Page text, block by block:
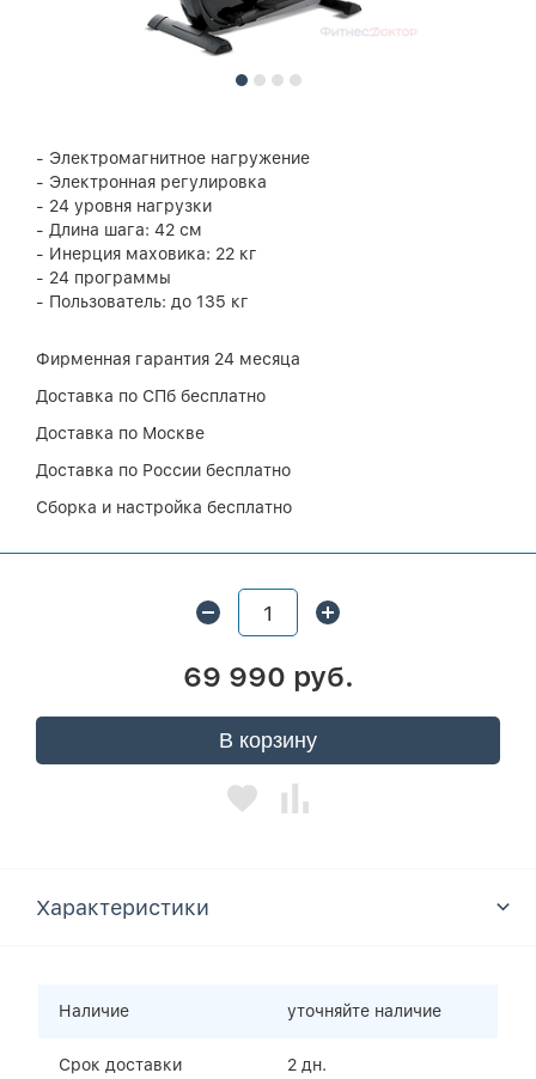
- Электромагнитное нагружение
- Электронная регулировка
- 24 уровня нагрузки
- Длина шага: 42 см
- Инерция маховика: 22 кг
- 24 программы
- Пользователь: до 135 кг
Фирменная гарантия 24 месяца
Доставка по СПб бесплатно
Доставка по Москве
Доставка по России бесплатно
Сборка и настройка бесплатно
69 990 руб.
В корзину
Характеристики
Наличие уточняйте наличие
Срок доставки 2 дн.